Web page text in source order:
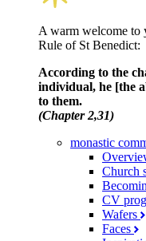
A warm welcome to
Rule of St Benedict:
According to the
individual, he [the
to them.
(Chapter 2,31)
monastic
Church
CV
Wafers
Faces